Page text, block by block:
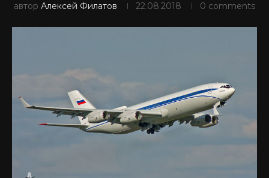
автор Алексей Филатов 22.08.2018 0 comments